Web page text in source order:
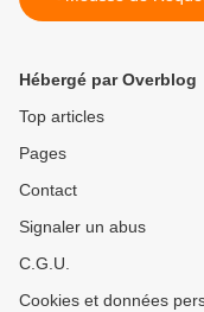
Hébergé par Overblog
Top articles
Pages
Contact
Signaler un abus
C.G.U.
Cookies et données